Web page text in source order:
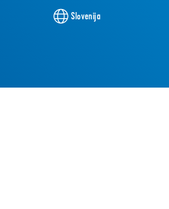
Slovenija